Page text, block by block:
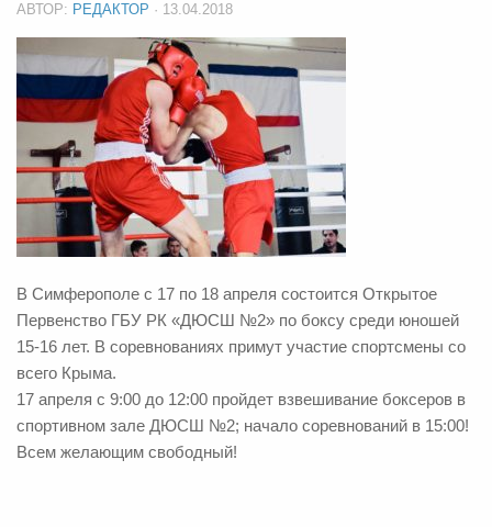
АВТОР: РЕДАКТОР · 13.04.2018
В Симферополе с 17 по 18 апреля состоится Открытое
Первенство ГБУ РК «ДЮСШ №2» по боксу среди юношей
15-16 лет. В соревнованиях примут участие спортсмены со
всего Крыма.
17 апреля с 9:00 до 12:00 пройдет взвешивание боксеров в
спортивном зале ДЮСШ №2; начало соревнований в 15:00!
Всем желающим свободный!